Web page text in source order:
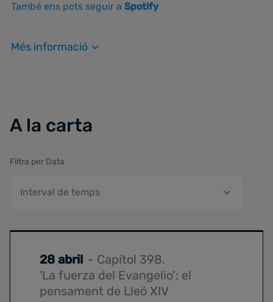
També ens pots seguir a Spotify
Més informació
A la carta
28 abril - Capítol 398.
'La fuerza del Evangelio’: el
pensament de Lleó XIV
Filtra per Data